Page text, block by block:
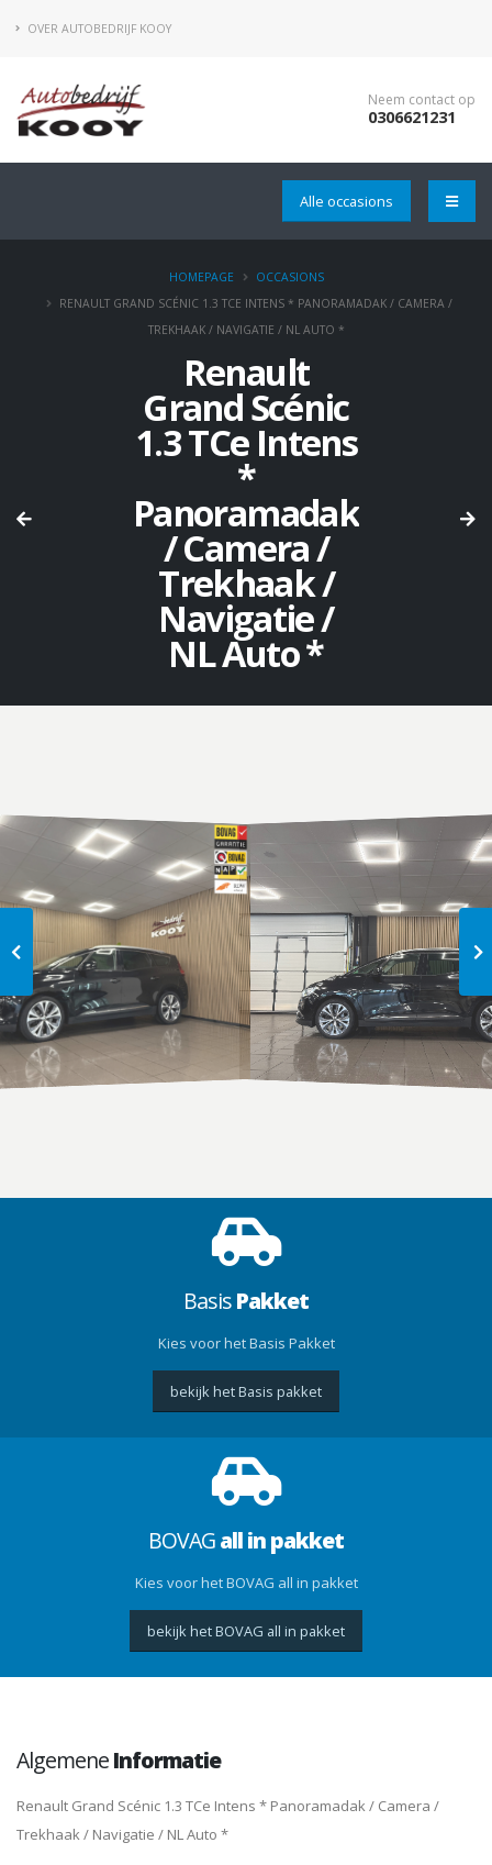
OVER AUTOBEDRIJF KOOY
Neem contact op
0306621231
Alle occasions
HOMEPAGE
OCCASIONS
RENAULT GRAND SCÉNIC 1.3 TCE INTENS * PANORAMADAK / CAMERA /
TREKHAAK / NAVIGATIE / NL AUTO *
Renault
Grand Scénic
1.3 TCe Intens
*
Panoramadak
/ Camera /
Trekhaak /
Navigatie /
NL Auto *
BasisPakket
Kies voor het Basis Pakket
bekijk het Basis pakket
BOVAGall in pakket
Kies voor het BOVAG all in pakket
bekijk het BOVAG all in pakket
AlgemeneInformatie
Renault Grand Scénic 1.3 TCe Intens * Panoramadak / Camera /
Trekhaak / Navigatie / NL Auto *